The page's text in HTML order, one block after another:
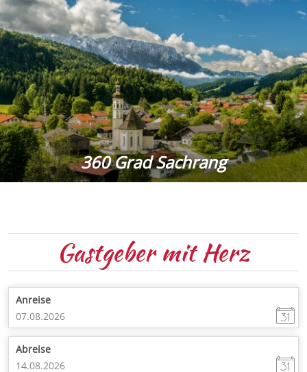
360 Grad Sachrang
Gastgebermit Herz
Anreise
Abreise